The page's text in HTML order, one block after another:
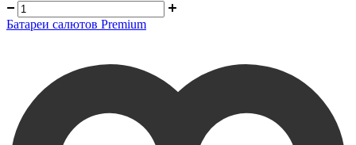
Батареи салютов Premium